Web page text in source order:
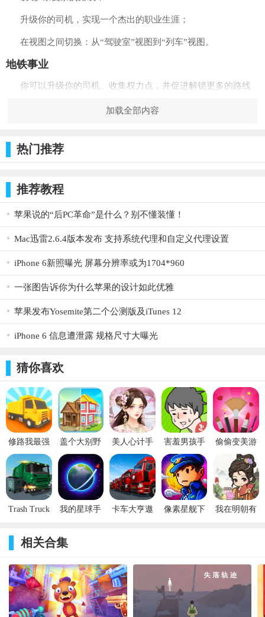
升级你的司机，实现一个杰出的职业生涯；
在视图之间切换：从“驾驶室”视图到“列车”视图。
地铁事业
你可以升级你的司机。收集权力点，并促进解锁更多的路线
如何操作
选择一条路线和一辆列车：你可以驾驶多达3辆车；
使用“门”按钮来打开/关闭车门；
和更多的可能性！
更新内容
--如果你想用你自己的话来说，可使用语音警报系统告诉乘客
有关站台的情况，或者直接对着麦克风讲话。
--是不是及时把火车停下了？使用紧急制动以避免事故发生。
加载全部内容
热门推荐
推荐教程
苹果说的“后PC革命”是什么？别不懂装懂！
Mac迅雷2.6.4版本发布 支持系统代理和自定义代理设置
iPhone 6新照曝光 屏幕分辨率或为1704*960
一张图告诉你为什么苹果的设计如此优雅
苹果发布Yosemite第二个公测版及iTunes 12
iPhone 6 信息遭泄露 规格尺寸大曝光
猜你喜欢
修路我最强
游戏iOS版
盖个大别野
游戏iOS版
美人心计手
游iOS版
害羞男孩手
游iOS版
偷偷变美游
戏iOS版
Trash Truck
我的星球手
卡车大亨遨
像素星舰下
我在明朝有
相关合集